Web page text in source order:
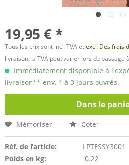
19,95 € *
Tous les prix sont incl. TVA etexcl. Des frais
livraison, la TVA peut varier lors du passage
Immédiatement disponible à
livraison** env. 1 à 3 jours ouvrés.
Dans le
Mémoriser Coter
Réf. de l’article:
LPTESSY3001
Poids en kg:
0.22